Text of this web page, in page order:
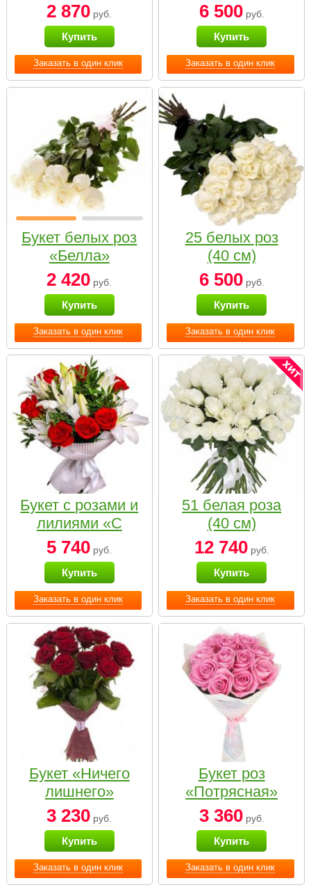
Заказать в один клик
2 870 руб.
Купить
Заказать в один клик
6 500руб.
Купить
Заказать в один клик
Букет белых роз
«Белла»
2 420 руб.
Купить
Заказать в один клик
25 белых роз
(40 см)
6 500руб.
Купить
Заказать в один клик
Букет с розами и
лилиями «С
наилучшими
пожеланиями»
5 740 руб.
Купить
Заказать в один клик
51 белая роза
(40 см)
12 740руб.
Купить
Заказать в один клик
Букет «Ничего
лишнего»
3 230 руб.
Купить
Заказать в один клик
Букет роз
«Потрясная»
3 360руб.
Купить